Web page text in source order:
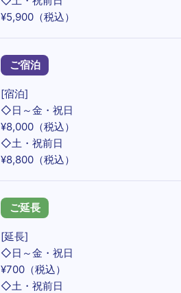
¥5,900（税込）
ご宿泊
[宿泊]
◇日～金・祝日
¥8,000（税込）
◇土・祝前日
¥8,800（税込）
ご延長
[延長]
◇日～金・祝日
¥700（税込）
◇土・祝前日